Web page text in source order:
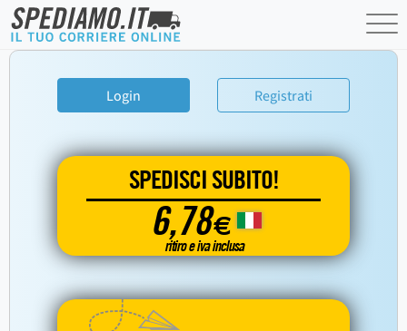
Login Registrati
SPEDISCI SUBITO!
6,78€
ritiro e iva inclusa